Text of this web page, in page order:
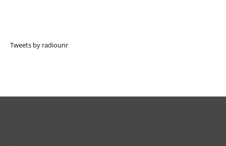
Tweets by radiounr